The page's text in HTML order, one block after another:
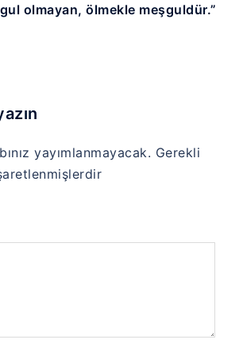
olmayan, ölmekle meşguldür.”
yayımlanmayacak. Gerekli